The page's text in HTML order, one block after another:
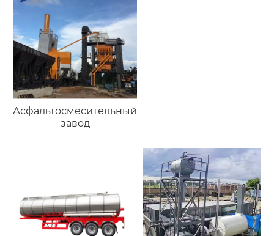
Асфальтосмесительный
завод